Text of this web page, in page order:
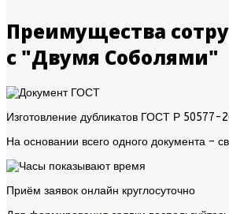
Преимущества
с "Двумя Соболями"
Изготовление дубликатов ГОСТ Р 50577-
На основании всего одного документа –
Приём заявок онлайн круглосуточно